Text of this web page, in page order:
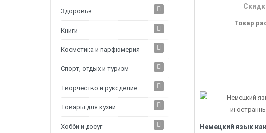
Здоровье
Книги
Косметика и парфюмерия
Спорт, отдых и туризм
Творчество и рукоделие
Товары для кухни
Хобби и досуг
Товар